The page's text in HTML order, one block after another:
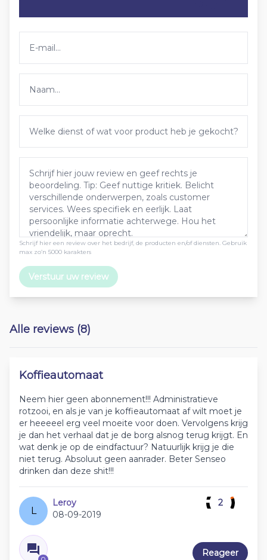
Schrijf hier een review over het bedrijf, de producten en/of diensten. Gebruik
max zo’n 5000 karakters
Verstuur uw review
Alle reviews (8)
Koffieautomaat
Neem hier geen abonnement!!! Administratieve
rotzooi, en als je van je koffieautomaat af wilt moet je
er heeeeel erg veel moeite voor doen. Vervolgens krijg
je dan het verhaal dat je de borg alsnog terug krijgt. En
wat denk je op de eindfactuur? Natuurlijk krijg je die
niet terug. Absoluut geen aanrader. Beter Senseo
drinken dan deze shit!!!
L
Leroy
08-09-2019
2
Reageer